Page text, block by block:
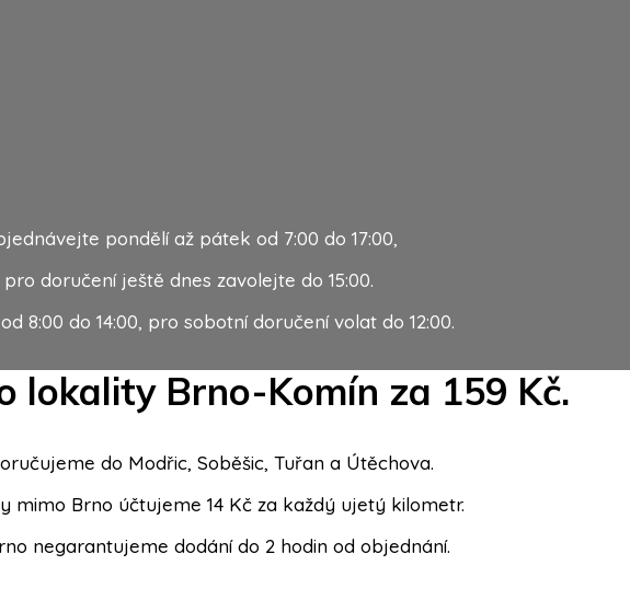
pondělí až pátek od 7:00 do 17:00,
pro doručení ještě dnes zavolejte do 15:00.
8:00 do 14:00, pro sobotní doručení volat do 12:00.
lokality Brno-Komín za 159 Kč.
do Modřic, Soběšic, Tuřan a Útěchova.
mimo Brno účtujeme 14 Kč za každý ujetý kilometr.
negarantujeme dodání do 2 hodin od objednání.